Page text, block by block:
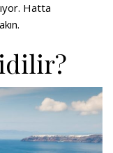
Hatta